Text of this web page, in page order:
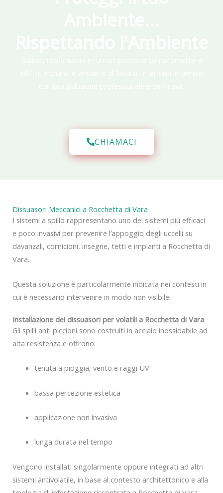
CHIAMACI
Dissuasori Meccanici a Rocchetta di Vara
I sistemi a spillo rappresentano uno dei sistemi più efficaci
e poco invasivi per prevenire l’appoggio degli uccelli su
davanzali, cornicioni, insegne, tetti e impianti a Rocchetta di
Vara.
Questa soluzione è particolarmente indicata nei contesti in
cui è necessario intervenire in modo non visibile.
Installazione dei dissuasori per volatili a Rocchetta di Vara
Gli spilli anti piccioni sono costruiti in acciaio inossidabile ad
alta resistenza e offrono:
tenuta a pioggia, vento e raggi UV
bassa percezione estetica
applicazione non invasiva
lunga durata nel tempo
Vengono installati singolarmente oppure integrati ad altri
sistemi antivolatile, in base al contesto architettonico e alla